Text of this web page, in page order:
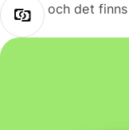
och det